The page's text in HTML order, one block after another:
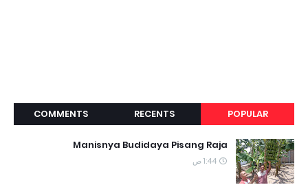
POPULAR
RECENTS
COMMENTS
Manisnya Budidaya Pisang Raja
1:44 ص